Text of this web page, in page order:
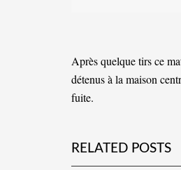
Après quelque tirs ce
détenus à la maison
fuite.
RELATED POSTS